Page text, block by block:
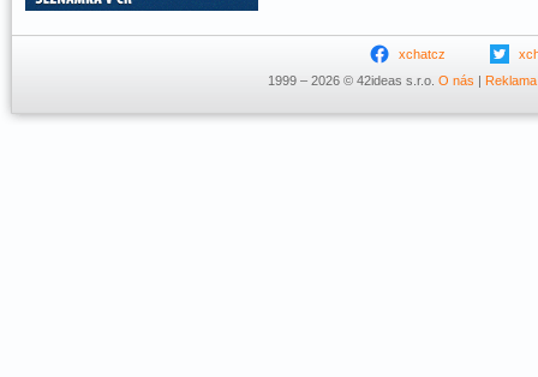
xchatcz
1999 – 2026 © 42ideas s.r.o. O nás | Reklama